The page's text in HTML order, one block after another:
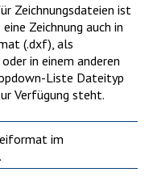
Zeichnungsdateien ist
Zeichnung auch in
(.dxf), als
in einem anderen
Liste Dateityp
Verfügung steht.
im